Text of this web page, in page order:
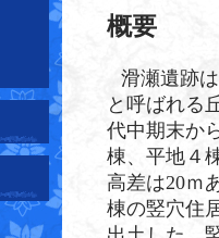
概要
滑瀬遺跡
と呼ばれる
代中期末か
棟、平地４
高差は20ｍ
棟の竪穴住